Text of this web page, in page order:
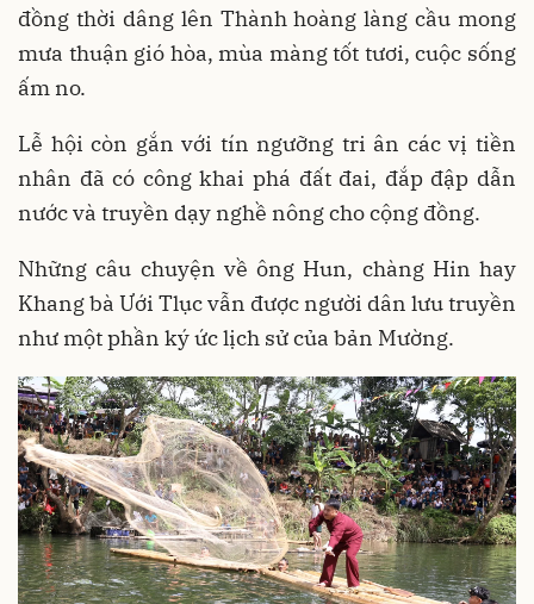
đồng thời dâng lên Thành hoàng làng cầu mong
mưa thuận gió hòa, mùa màng tốt tươi, cuộc sống
ấm no.
Lễ hội còn gắn với tín ngưỡng tri ân các vị tiền
nhân đã có công khai phá đất đai, đắp đập dẫn
nước và truyền dạy nghề nông cho cộng đồng.
Những câu chuyện về ông Hun, chàng Hin hay
Khang bà Ưới Tlục vẫn được người dân lưu truyền
như một phần ký ức lịch sử của bản Mường.